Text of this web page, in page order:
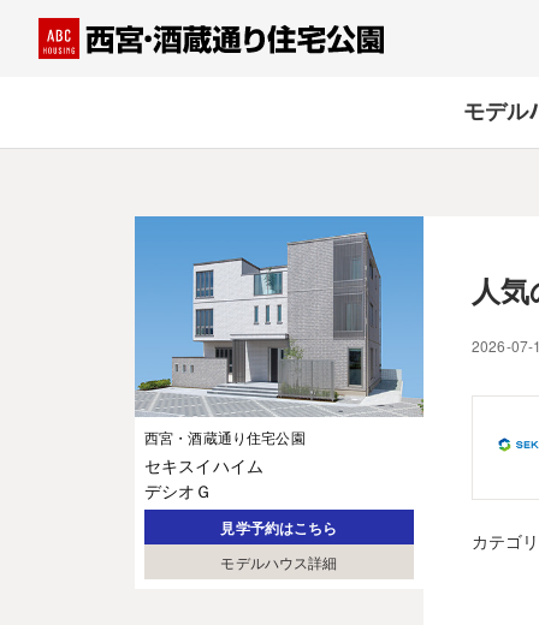
モデル
西宮・酒蔵通り住宅公園
セキスイハイム
デシオＧ
見学予約はこちら
モデルハウス詳細
人
2026-07-
カテゴ